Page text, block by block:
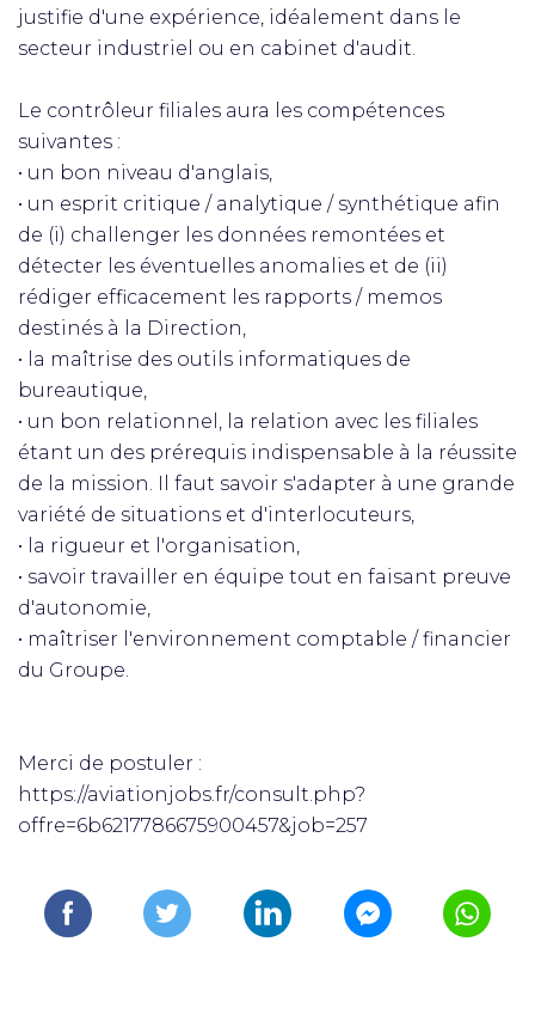
justifie d'une expérience, idéalement dans le
secteur industriel ou en cabinet d'audit.
Le contrôleur filiales aura les compétences
suivantes :
• un bon niveau d'anglais,
• un esprit critique / analytique / synthétique afin
de (i) challenger les données remontées et
détecter les éventuelles anomalies et de (ii)
rédiger efficacement les rapports / memos
destinés à la Direction,
• la maîtrise des outils informatiques de
bureautique,
• un bon relationnel, la relation avec les filiales
étant un des prérequis indispensable à la réussite
de la mission. Il faut savoir s'adapter à une grande
variété de situations et d'interlocuteurs,
• la rigueur et l'organisation,
• savoir travailler en équipe tout en faisant preuve
d'autonomie,
• maîtriser l'environnement comptable / financier
du Groupe.
Merci de postuler :
https://aviationjobs.fr/consult.php?
offre=6b6217786675900457&job=257